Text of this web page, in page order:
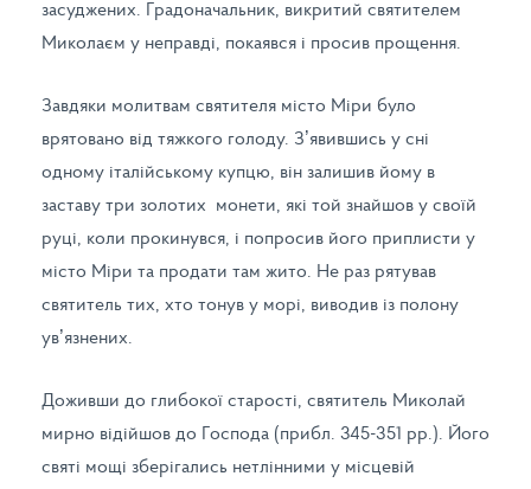
засуджених. Градоначальник, викритий святителем
Миколаєм у неправді, покаявся і просив прощення.
Завдяки молитвам святителя місто Міри було
врятовано від тяжкого голоду. З’явившись у сні
одному італійському купцю, він залишив йому в
заставу три золотих монети, які той знайшов у своїй
руці, коли прокинувся, і попросив його приплисти у
місто Міри та продати там жито. Не раз рятував
святитель тих, хто тонув у морі, виводив із полону
ув’язнених.
Доживши до глибокої старості, святитель Миколай
мирно відійшов до Господа (прибл. 345-351 рр.). Його
святі мощі зберігались нетлінними у місцевій